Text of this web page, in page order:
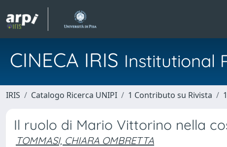
CINECA IRIS Institutional
IRIS Catalogo Ricerca UNIPI 1 Contributo su Rivista
Il ruolo di Mario Vittorino nella
TOMMASI, CHIARA OMBRETTA